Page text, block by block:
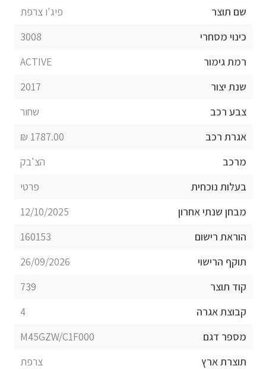
שם תוצר
פיג'ו צרפת
כינוי מסחרי
3008
רמת גימור
ACTIVE
שנת יצור
2017
צבע רכב
שחור
אגרת רכב
1787.00 ₪
מרכב
הצ'בק
בעלות נוכחית
פרטי
מבחן שנתי אחרון
12/10/2025
הוראת רישום
160153
תוקף הרישוי
26/09/2026
קוד תוצר
739
קבוצת אגרה
4
מספר דגם
M45GZW/C1F000
תוצרת ארץ
צרפת